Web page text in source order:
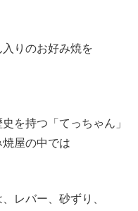
りのお好み焼を
を持つ「てっちゃん」
屋の中では
レバー、砂ずり、